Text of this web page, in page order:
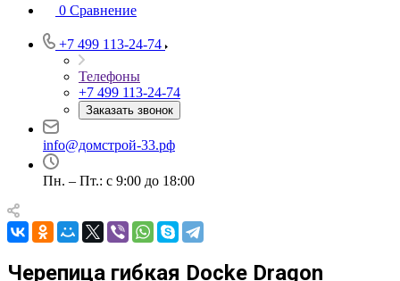
0 Сравнение
+7 499 113-24-74
Телефоны
+7 499 113-24-74
Заказать звонок
info@домстрой-33.рф
Пн. – Пт.: с 9:00 до 18:00
Черепица гибкая Docke Dragon